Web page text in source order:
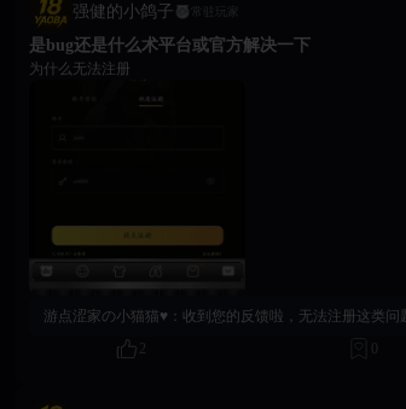
强健的小鸽子
是bug还是什么术平台或官方解决一下
为什么无法注册
游点涩家の小猫猫♥： 收到您的反馈啦，无法注册这类问题这边会优先按异常情况记录处理。请问您现在是否已经联系过客服支
2